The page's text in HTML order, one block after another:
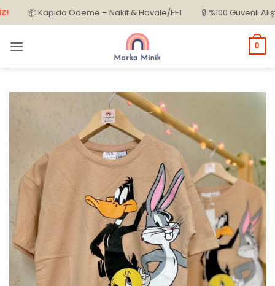
İçeriğe
atla
📦 Kapıda Ödeme – Nakit & Havale/EFT 🔒 %100 Güvenli Alışveriş
0